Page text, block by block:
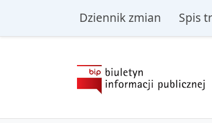
przejdź do głównego menu
Dziennik zmian Spis